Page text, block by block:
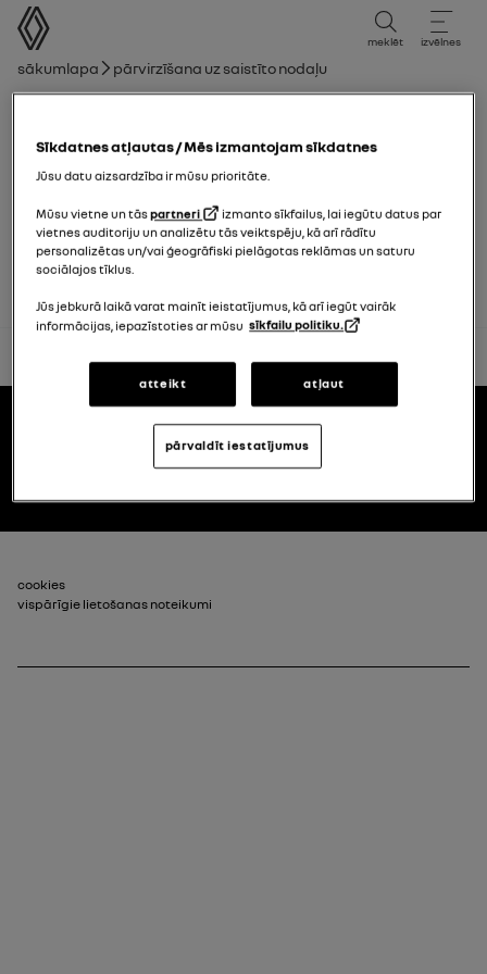
lietotāja rokasgrāmata
meklēt izvēlnes
navigācijas ceļš
Sākumlapa Pārvirzīšana uz saistīto nodaļu
atpakaļskata spoguļi
"Aklās zonas" kontrole
atpakaļ uz sākumu
Pakāpe
lietotāja rokasgrāmatas
footer_2
cookies
vispārīgie lietošanas noteikumi
Sīkdatnes atļautas / Mēs izmantojam sīkdatnes
Jūsu datu aizsardzība ir mūsu prioritāte.
Mūsu vietne un tāspartneri
izmanto sīkfailus, lai iegūtu datus par
vietnes auditoriju un analizētu tās veiktspēju, kā arī rādītu
personalizētas un/vai ģeogrāfiski pielāgotas reklāmas un saturu
sociālajos tīklus.
Jūs jebkurā laikā varat mainīt ieistatījumus, kā arī iegūt vairāk
informācijas, iepazīstoties ar mūsu sīkfailu politiku.
atteikt atļaut
pārvaldīt iestatījumus